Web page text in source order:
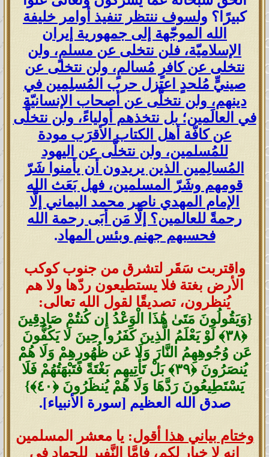
كبيرًا؟ ولسوف ننتظر تنفيذ أوامر خليفة
الله الموجّهة إلى جمهورية إيران
الإسلاميّة، فلن نتخلى عن مسلمٍ، ولن
نتخلى عن كافرٍ مُسالمٍ، ولن نتخلى عن
صينيٍّ مُلحدٍ اعتزل حرب المُسلِمين في
دينهم، ولن نتخلَّى عن أصحاب الإنسانيّة
في العالَمين؛ بل نتخذهم أولياءً، ولن نتخلَّى
عن كافّة أهل الكتاب الأقرَب مودة
للمُسلمين، ولن نتخلَّى عن اليهود
المُسالِمين الذين يريدون أن يأمنوا شَرّ
قومهم وشَرّ المسلمين، فهل بَعَث الله
الإمام المهدي ناصر محمد اليماني إلَّا
رحمةً للعالمين؟ إلَّا مَن أبَى رحمة الله
فحسبهم جهنم وبئس المهاد.
واقتربت سَقَر لتشرق من جنوب كوكب
الأرض بغتة فلا يستطيعون ردّها ولا هم
يُنظرون، تصديقًا لقول الله تعالى:
{وَيَقُولُونَ مَتَىٰ هَٰذَا الْوَعْدُ إِن كُنتُمْ صَادِقِينَ
‎﴿٣٨﴾‏ لَوْ يَعْلَمُ الَّذِينَ كَفَرُوا حِينَ لَا يَكُفُّونَ
عَن وُجُوهِهِمُ النَّارَ وَلَا عَن ظُهُورِهِمْ وَلَا هُمْ
يُنصَرُونَ ‎﴿٣٩﴾‏ بَلْ تَأْتِيهِم بَغْتَةً فَتَبْهَتُهُمْ فَلَا
يَسْتَطِيعُونَ رَدَّهَا وَلَا هُمْ يُنظَرُونَ ‎﴿٤٠﴾}
صدق الله العظيم [سورة الأنبياء].
وختام بياني هذا أقول: يا معشر المسلمين
إنه لا خيار لكم، فإمَّا النَّفير للجهاد في